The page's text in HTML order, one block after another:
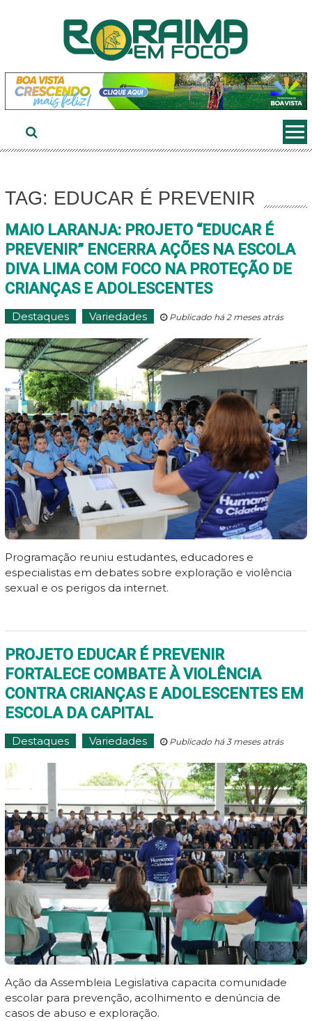
TAG: EDUCAR É PREVENIR
MAIO LARANJA: PROJETO “EDUCAR É
PREVENIR” ENCERRA AÇÕES NA ESCOLA
DIVA LIMA COM FOCO NA PROTEÇÃO DE
CRIANÇAS E ADOLESCENTES
Destaques Variedades Publicado há 2 meses atrás
Programação reuniu estudantes, educadores e
especialistas em debates sobre exploração e violência
sexual e os perigos da internet.
PROJETO EDUCAR É PREVENIR
FORTALECE COMBATE À VIOLÊNCIA
CONTRA CRIANÇAS E ADOLESCENTES EM
ESCOLA DA CAPITAL
Destaques Variedades Publicado há 3 meses atrás
Ação da Assembleia Legislativa capacita comunidade
escolar para prevenção, acolhimento e denúncia de
casos de abuso e exploração.